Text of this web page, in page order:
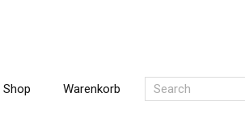
Shop Warenkorb